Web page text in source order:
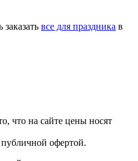
все для праздника в
что на сайте цены носят
офертой.